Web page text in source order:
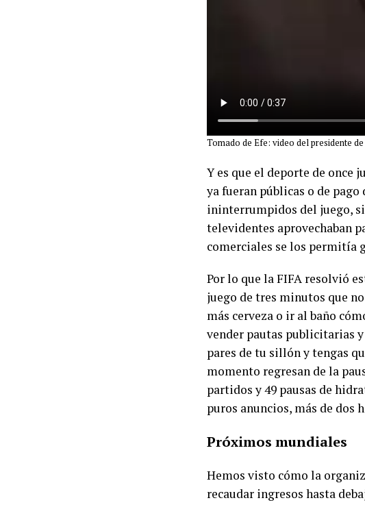
Tomado de Efe: video del presidente
Y es que el deporte de once
ya fueran públicas o de
ininterrumpidos del juego,
televidentes aprovechaban
comerciales se los permitía
Por lo que la FIFA resolvió
juego de tres minutos que
más cerveza o ir al baño
vender pautas publicitarias
pares de tu sillón y tengas
momento regresan de la
partidos y 49 pausas de
puros anuncios, más de dos
Próximos mundiales
Hemos visto cómo la
recaudar ingresos hasta